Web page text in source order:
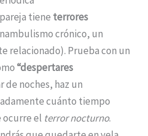
tiene terrores
crónico, un
relacionado). Prueba con un
“despertares
de noches, haz un
cuánto tiempo
ocurre el terror nocturno.